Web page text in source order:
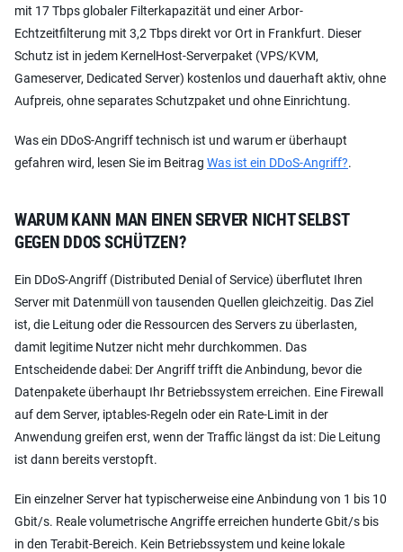
mit 17 Tbps globaler Filterkapazität und einer Arbor-
Echtzeitfilterung mit 3,2 Tbps direkt vor Ort in Frankfurt. Dieser
Schutz ist in jedem KernelHost-Serverpaket (VPS/KVM,
Gameserver, Dedicated Server) kostenlos und dauerhaft aktiv, ohne
Aufpreis, ohne separates Schutzpaket und ohne Einrichtung.
Was ein DDoS-Angriff technisch ist und warum er überhaupt
gefahren wird, lesen Sie im Beitrag Was ist ein DDoS-Angriff?.
WARUM KANN MAN EINEN SERVER NICHT SELBST
GEGEN DDOS SCHÜTZEN?
Ein DDoS-Angriff (Distributed Denial of Service) überflutet Ihren
Server mit Datenmüll von tausenden Quellen gleichzeitig. Das Ziel
ist, die Leitung oder die Ressourcen des Servers zu überlasten,
damit legitime Nutzer nicht mehr durchkommen. Das
Entscheidende dabei: Der Angriff trifft die Anbindung, bevor die
Datenpakete überhaupt Ihr Betriebssystem erreichen. Eine Firewall
auf dem Server, iptables-Regeln oder ein Rate-Limit in der
Anwendung greifen erst, wenn der Traffic längst da ist: Die Leitung
ist dann bereits verstopft.
Ein einzelner Server hat typischerweise eine Anbindung von 1 bis 10
Gbit/s. Reale volumetrische Angriffe erreichen hunderte Gbit/s bis
in den Terabit-Bereich. Kein Betriebssystem und keine lokale